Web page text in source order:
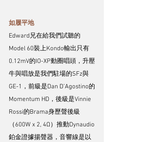
如履平地
Edward兄在給我們試聽的
Model 60裝上Kondo輸出只有
0.12mV的IO-XP動圈唱頭，升壓
牛與唱放是我們駐場的SFz與
GE-1，前級是Dan D’Agostino的
Momentum HD，後級是Vinnie
Rossi的Brama身歷聲後級
（600W x 2, 4Ω）推動Dynaudio
鉑金證據揚聲器，音響線是以